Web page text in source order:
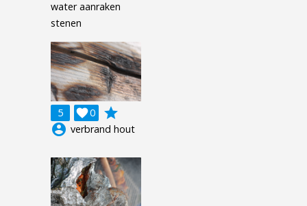
water aanraken
stenen
5 0

grade
account_circle verbrand hout